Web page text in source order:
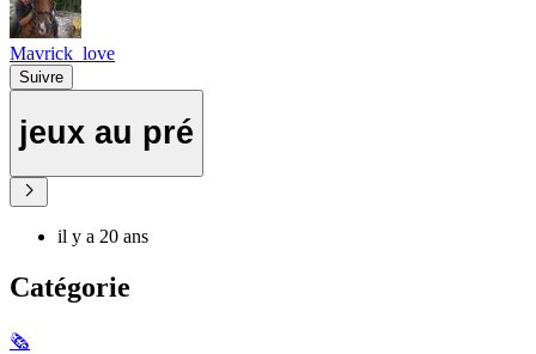
Mavrick_love
Suivre
jeux au pré
il y a 20 ans
Catégorie
🗞